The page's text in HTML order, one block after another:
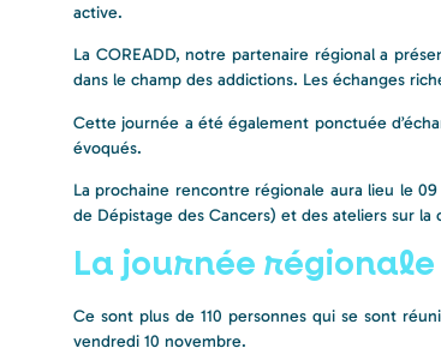
active.
La COREADD, notre partenaire régional a
dans le champ des addictions. Les échanges
Cette journée a été également ponctuée
évoqués.
La prochaine rencontre régionale aura lieu le
de Dépistage des Cancers) et des ateliers sur la
La journée régionale
Ce sont plus de 110 personnes qui se sont
vendredi 10 novembre.